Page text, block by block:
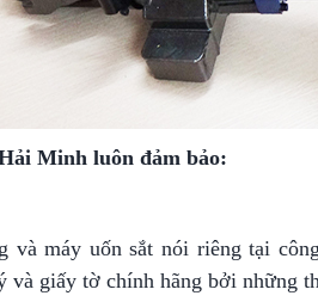
Minh luôn đảm bảo:
và máy uốn sắt nói riêng tại
giấy tờ chính hãng bởi những